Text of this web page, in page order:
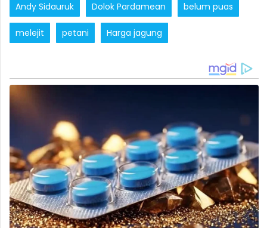
Andy Sidauruk Dolok Pardamean belum puas
melejit petani Harga jagung